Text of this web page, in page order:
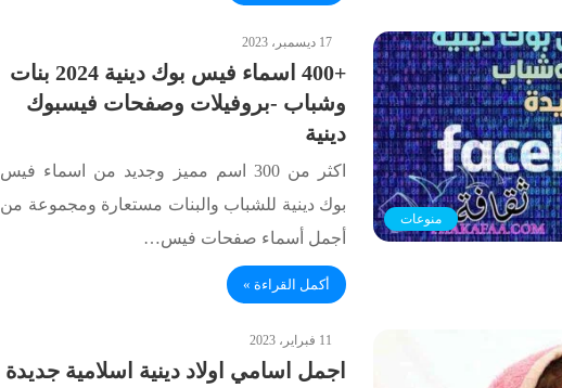
منوعات
17 ديسمبر، 2023
+400 اسماء فيس بوك دينية 2024 بنات
وشباب -بروفيلات وصفحات فيسبوك
دينية
اكثر من 300 اسم مميز وجديد من اسماء فيس
بوك دينية للشباب والبنات مستعارة ومجموعة من
أجمل أسماء صفحات فيس…
أكمل القراءة »
11 فبراير، 2023
اجمل اسامي اولاد دينية اسلامية جديدة